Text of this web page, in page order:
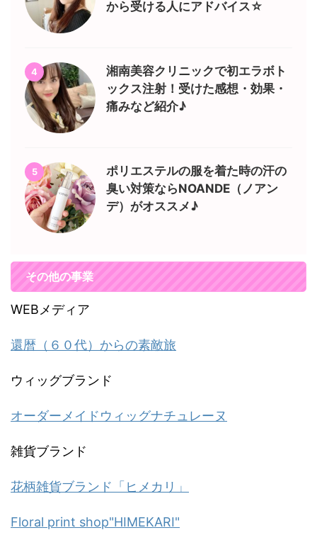
から受ける人にアドバイス☆
4
湘南美容クリニックで初エラボト
ックス注射！受けた感想・効果・
痛みなど紹介♪
5
ポリエステルの服を着た時の汗の
臭い対策ならNOANDE（ノアン
デ）がオススメ♪
その他の事業
WEBメディア
還暦（６０代）からの素敵旅
ウィッグブランド
オーダーメイドウィッグナチュレーヌ
雑貨ブランド
花柄雑貨ブランド「ヒメカリ」
Floral print shop"HIMEKARI"